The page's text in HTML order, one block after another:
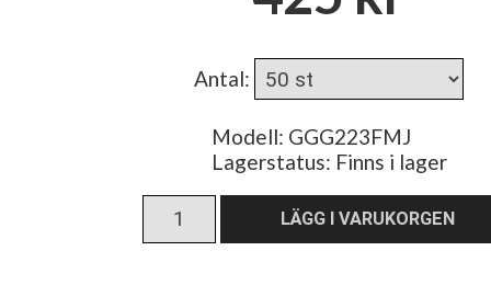
Antal:
Modell: GGG223FMJ
Lagerstatus: Finns i lager